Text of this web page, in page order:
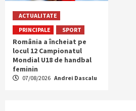
ACTUALITATE
PRINCIPALE
SPORT
România a încheiat pe
locul 12 Campionatul
Mondial U18 de handbal
feminin
07/08/2026 Andrei Dascalu